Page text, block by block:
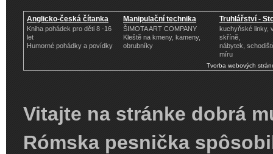
Anglicko-česká čítanka
Kniha pohádek pro děti 8 -16
let
Humorné pohádky a povídky
Manipulační technika
ŠIMOTA ART COMPANY
Kleště na kmeny, kameny,
obrubníky
Truhlářství -
kuchyňské linky,
skříně,
nábytek,
míru
Tvorba webových
Vitajte na stránke dobrá
Rómska pesnička